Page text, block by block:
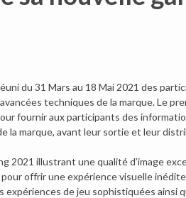
du 31 Mars au 18 Mai 2021 des
techniques de la marque. Le
fournir aux participants des
la marque, avant leur sortie et leur
2021 illustrant une qualité d’image
offrir une expérience visuelle
de jeu sophistiquées ainsi